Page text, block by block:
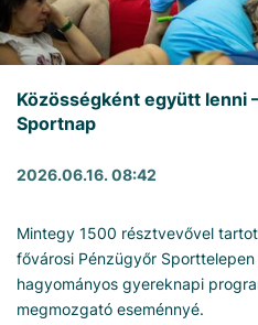
Közösségként együtt lenni
Sportnap
2026.06.16. 08:42
Mintegy 1500 résztvevővel
fővárosi Pénzügyőr
hagyományos gyereknapi
megmozgató eseménnyé.